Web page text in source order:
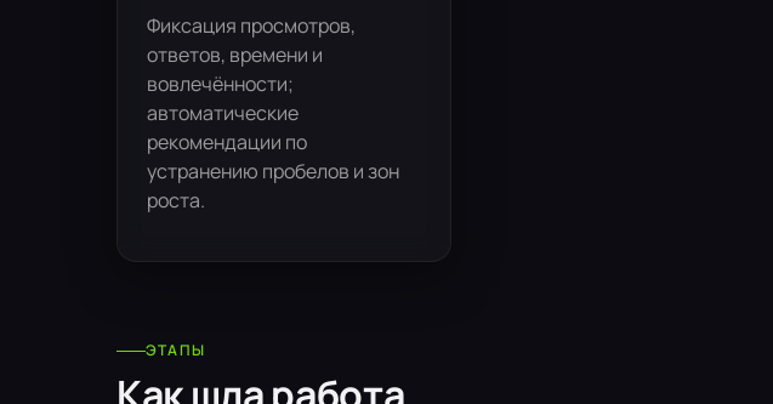
Фиксация просмотров,
ответов, времени и
вовлечённости;
автоматические
рекомендации по
устранению пробелов и зон
роста.
ЭТАПЫ